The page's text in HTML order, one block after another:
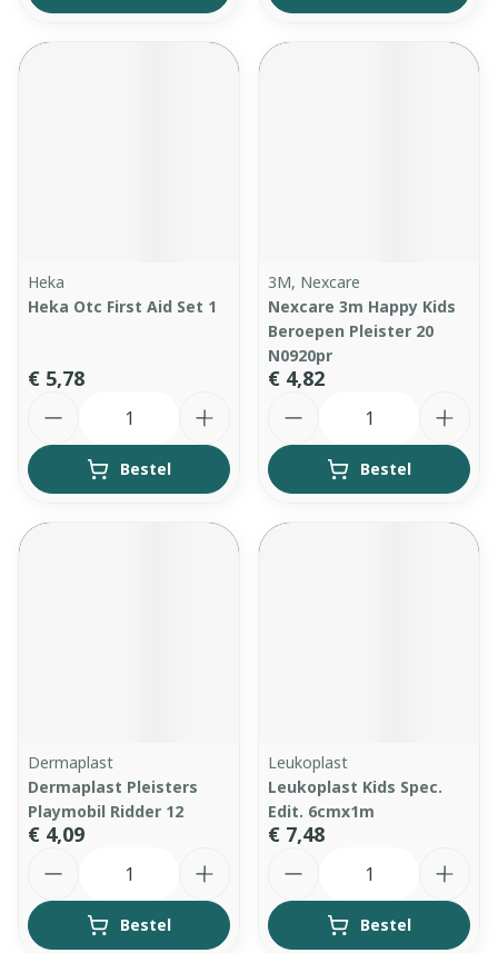
Heka
Heka Otc First Aid Set 1
€ 5,78
Bestel
3M, Nexcare
Nexcare 3m Happy Kids
Beroepen Pleister 20
N0920pr
€ 4,82
Bestel
Dermaplast
Dermaplast Pleisters
Playmobil Ridder 12
€ 4,09
Bestel
Leukoplast
Leukoplast Kids Spec.
Edit. 6cmx1m
€ 7,48
Bestel